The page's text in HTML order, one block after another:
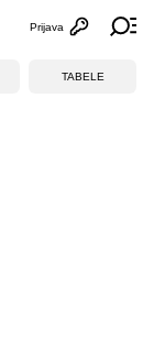
Otvori
Prijava
TABELE